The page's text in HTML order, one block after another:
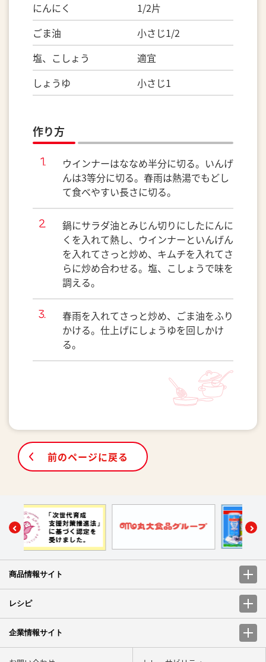
にんにく 1/2片
ごま油 小さじ1/2
塩、こしょう 適宜
しょうゆ 小さじ1
作り方
ウインナーはななめ半分に切る。いんげ
んは3等分に切る。春雨は熱湯でもどし
て食べやすい長さに切る。
鍋にサラダ油とみじん切りにしたにんに
くを入れて熱し、ウインナーといんげん
を入れてさっと炒め、キムチを入れてさ
らに炒め合わせる。塩、こしょうで味を
調える。
春雨を入れてさっと炒め、ごま油をふり
かける。仕上げにしょうゆを回しかけ
る。
前のページに戻る
商品情報サイト
レシピ
企業情報サイト